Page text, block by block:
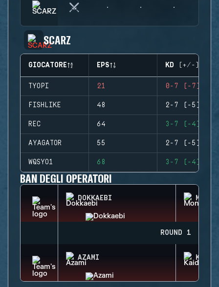
SCARZ
GIOCATORE EPS KD (+/-)
TYOPI 21 0-7 (-7)
FISHLIKE 48 2-7 (-5)
REC 64 3-7 (-4)
AYAGATOR 55 2-7 (-5)
WQSYO1 68 3-7 (-4)
BAN DEGLI OPERATORI
DOKKAEBI
ROUND 1
AZAMI KAID